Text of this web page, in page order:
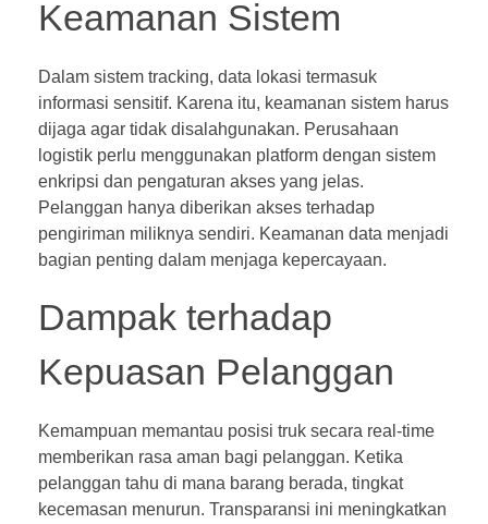
Keamanan Sistem
Dalam sistem tracking, data lokasi termasuk
informasi sensitif. Karena itu, keamanan sistem harus
dijaga agar tidak disalahgunakan. Perusahaan
logistik perlu menggunakan platform dengan sistem
enkripsi dan pengaturan akses yang jelas.
Pelanggan hanya diberikan akses terhadap
pengiriman miliknya sendiri. Keamanan data menjadi
bagian penting dalam menjaga kepercayaan.
Dampak terhadap
Kepuasan Pelanggan
Kemampuan memantau posisi truk secara real-time
memberikan rasa aman bagi pelanggan. Ketika
pelanggan tahu di mana barang berada, tingkat
kecemasan menurun. Transparansi ini meningkatkan